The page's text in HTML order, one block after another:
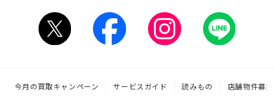
今月の買取キャンペーン サービスガイド 読みもの 店舗物件募集